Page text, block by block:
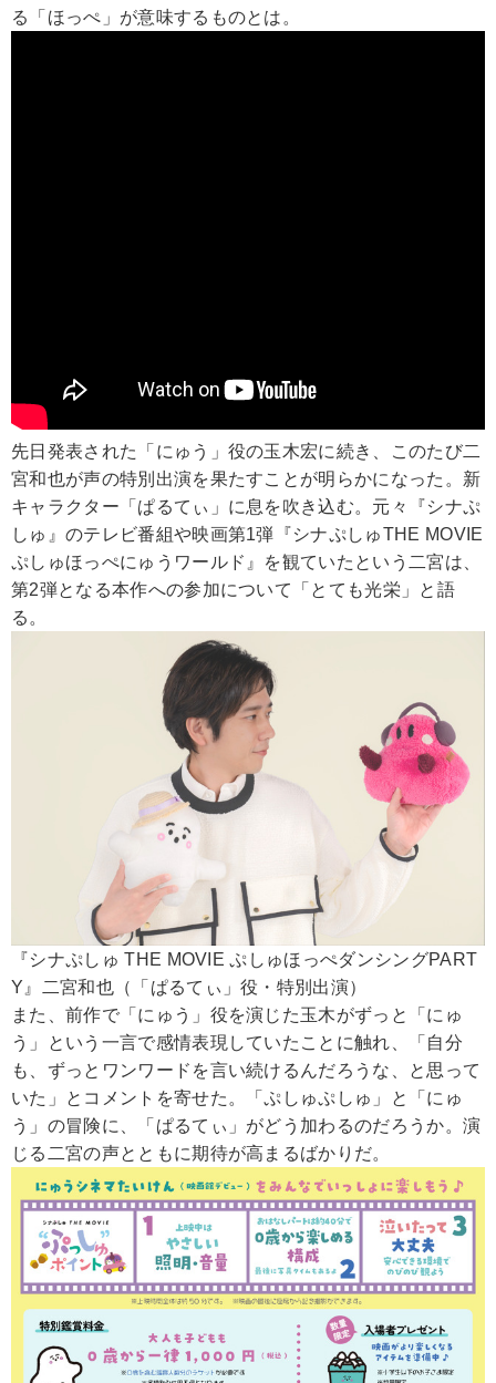
る「ほっぺ」が意味するものとは。
先日発表された「にゅう」役の玉木宏に続き、このたび二
宮和也が声の特別出演を果たすことが明らかになった。新
キャラクター「ぱるてぃ」に息を吹き込む。元々『シナぷ
しゅ』のテレビ番組や映画第1弾『シナぷしゅTHE MOVIE
ぷしゅほっぺにゅうワールド』を観ていたという二宮は、
第2弾となる本作への参加について「とても光栄」と語
る。
『シナぷしゅ THE MOVIE ぷしゅほっぺダンシングPART
Y』二宮和也（「ぱるてぃ」役・特別出演）
また、前作で「にゅう」役を演じた玉木がずっと「にゅ
う」という一言で感情表現していたことに触れ、「自分
も、ずっとワンワードを言い続けるんだろうな、と思って
いた」とコメントを寄せた。「ぷしゅぷしゅ」と「にゅ
う」の冒険に、「ぱるてぃ」がどう加わるのだろうか。演
じる二宮の声とともに期待が高まるばかりだ。